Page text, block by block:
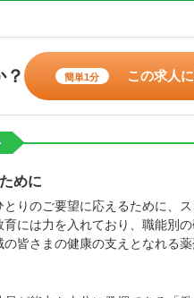
簡単1分 この求人
めに
りのご要望に応えるために、
には力を入れており、職能別
皆さまの健康の支えとなれる薬